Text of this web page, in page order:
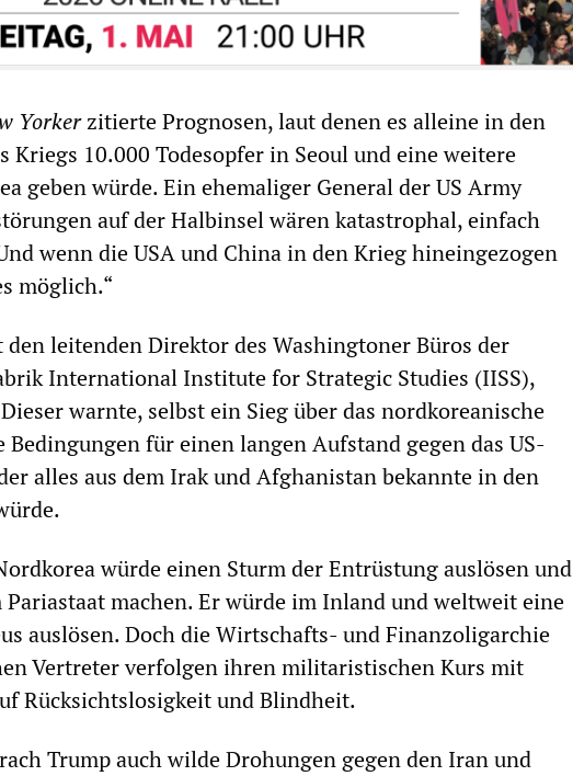
Yorkerzitierte Prognosen, laut denen es alleine in den
Kriegs 10.000 Todesopfer in Seoul und eine weitere
geben würde. Ein ehemaliger General der US Army
auf der Halbinsel wären katastrophal, einfach
wenn die USA und China in den Krieg hineingezogen
möglich.“
leitenden Direktor des Washingtoner Büros der
International Institute for Strategic Studies (IISS),
warnte, selbst ein Sieg über das nordkoreanische
Bedingungen für einen langen Aufstand gegen das US-
alles aus dem Irak und Afghanistan bekannte in den
würde einen Sturm der Entrüstung auslösen und
Pariastaat machen. Er würde im Inland und weltweit eine
auslösen. Doch die Wirtschafts- und Finanzoligarchie
Vertreter verfolgen ihren militaristischen Kurs mit
Rücksichtslosigkeit und Blindheit.
Trump auch wilde Drohungen gegen den Iran und